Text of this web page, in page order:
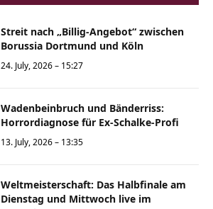
Streit nach „Billig-Angebot“ zwischen
Borussia Dortmund und Köln
24. July, 2026 – 15:27
Wadenbeinbruch und Bänderriss:
Horrordiagnose für Ex-Schalke-Profi
13. July, 2026 – 13:35
Weltmeisterschaft: Das Halbfinale am
Dienstag und Mittwoch live im